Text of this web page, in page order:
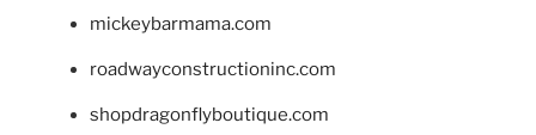
mickeybarmama.com
roadwayconstructioninc.com
shopdragonflyboutique.com